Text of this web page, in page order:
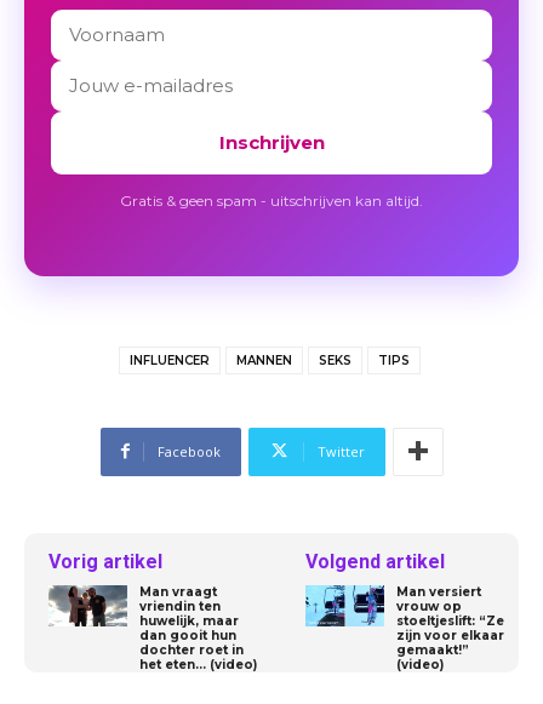
Inschrijven
Gratis & geen spam - uitschrijven kan altijd.
INFLUENCER MANNEN SEKS TIPS
Facebook Twitter
Vorig artikel
Man vraagt
vriendin ten
huwelijk, maar
dan gooit hun
dochter roet in
het eten… (video)
Volgend artikel
Man versiert
vrouw op
stoeltjeslift: “Ze
zijn voor elkaar
gemaakt!”
(video)